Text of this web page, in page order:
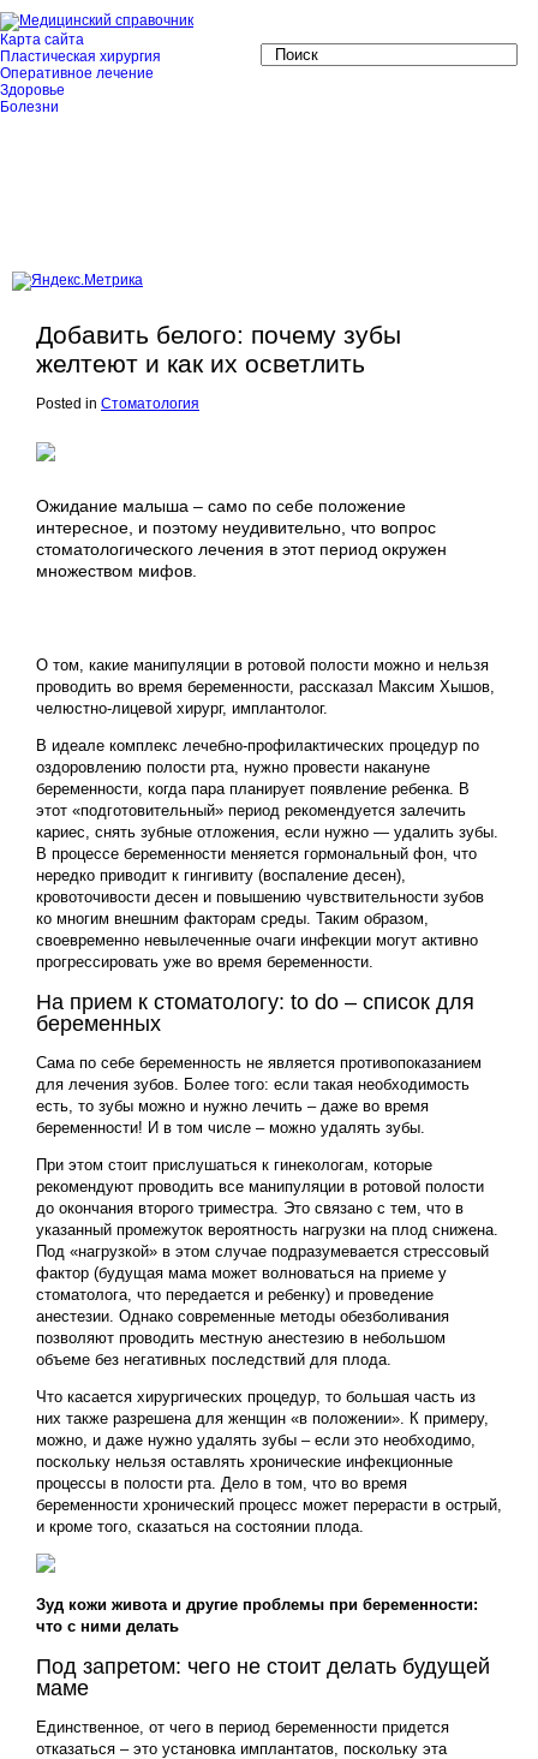
Карта сайта
Пластическая хирургия
Оперативное лечение
Здоровье
Болезни
Добавить белого: почему зубы
желтеют и как их осветлить
Posted in Стоматология
Ожидание малыша – само по себе положение
интересное, и поэтому неудивительно, что вопрос
стоматологического лечения в этот период окружен
множеством мифов.
О том, какие манипуляции в ротовой полости можно и нельзя
проводить во время беременности, рассказал Максим Хышов,
челюстно-лицевой хирург, имплантолог.
В идеале комплекс лечебно-профилактических процедур по
оздоровлению полости рта, нужно провести накануне
беременности, когда пара планирует появление ребенка. В
этот «подготовительный» период рекомендуется залечить
кариес, снять зубные отложения, если нужно — удалить зубы.
В процессе беременности меняется гормональный фон, что
нередко приводит к гингивиту (воспаление десен),
кровоточивости десен и повышению чувствительности зубов
ко многим внешним факторам среды. Таким образом,
своевременно невылеченные очаги инфекции могут активно
прогрессировать уже во время беременности.
На прием к стоматологу: to do – список для
беременных
Сама по себе беременность не является противопоказанием
для лечения зубов. Более того: если такая необходимость
есть, то зубы можно и нужно лечить – даже во время
беременности! И в том числе – можно удалять зубы.
При этом стоит прислушаться к гинекологам, которые
рекомендуют проводить все манипуляции в ротовой полости
до окончания второго триместра. Это связано с тем, что в
указанный промежуток вероятность нагрузки на плод снижена.
Под «нагрузкой» в этом случае подразумевается стрессовый
фактор (будущая мама может волноваться на приеме у
стоматолога, что передается и ребенку) и проведение
анестезии. Однако современные методы обезболивания
позволяют проводить местную анестезию в небольшом
объеме без негативных последствий для плода.
Что касается хирургических процедур, то большая часть из
них также разрешена для женщин «в положении». К примеру,
можно, и даже нужно удалять зубы – если это необходимо,
поскольку нельзя оставлять хронические инфекционные
процессы в полости рта. Дело в том, что во время
беременности хронический процесс может перерасти в острый,
и кроме того, сказаться на состоянии плода.
Зуд кожи живота и другие проблемы при беременности:
что с ними делать
Под запретом: чего не стоит делать будущей
маме
Единственное, от чего в период беременности придется
отказаться – это установка имплантатов, поскольку эта